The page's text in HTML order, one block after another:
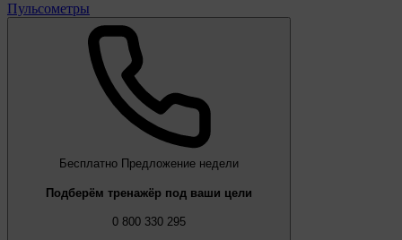
Пульсометры
Бесплатно Предложение недели
Подберём тренажёр под ваши цели
0 800 330 295